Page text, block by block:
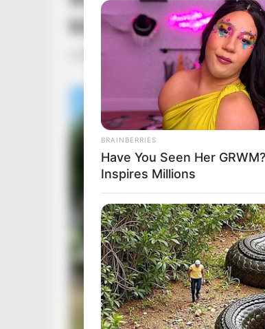
könnyek között
Szerző December 19, 2025
BRAINBERRIES
Have You Seen Her
Inspires Millions